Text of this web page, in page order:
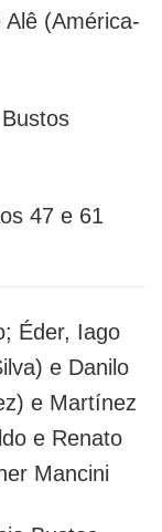
(América-
47 e 61
Éder, Iago
e Danilo
e Martínez
e Renato
Mancini